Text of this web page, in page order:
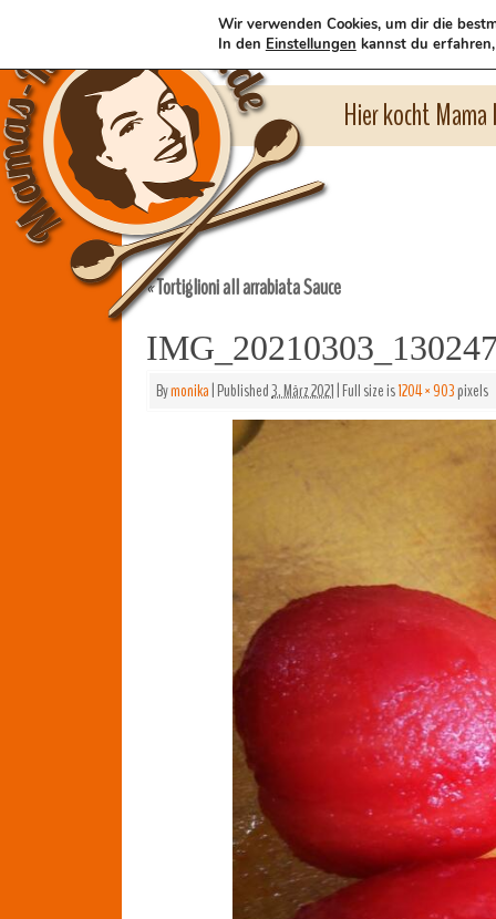
Hier kocht
«Tortiglioni all arrabiata Sauce
Bymonika|Published3. März 2021|Full size is1204 × 903pixels
Wir verwenden Cookies, um dir die
In den Einstellungen kannst du